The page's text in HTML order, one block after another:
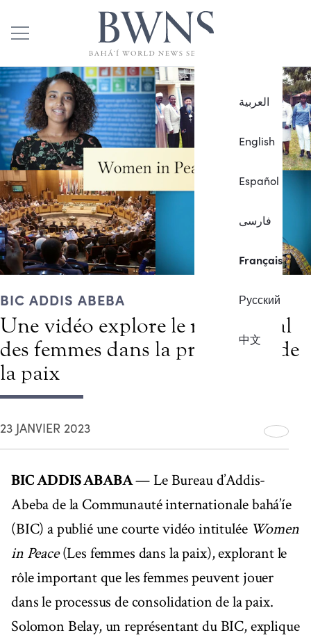
العربية
English
Español
فارسی
Français
Русский
中文
BIC ADDIS ABEBA
Une vidéo explore le rôle central
des femmes dans la promotion de
la paix
23 JANVIER 2023
BIC ADDIS ABABA— Le Bureau d’Addis-
Abeba de la Communauté internationale bahá’íe
(BIC) a publié une courte vidéo intitulée Women
in Peace(Les femmes dans la paix), explorant le
rôle important que les femmes peuvent jouer
dans le processus de consolidation de la paix.
Solomon Belay, un représentant du BIC, explique